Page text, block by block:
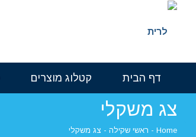
דף הבית קטלוג מוצרים
צג משקלי
Home
- ראשי שקילה - צג משקלי